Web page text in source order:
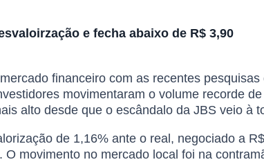
e fecha abaixo de R$ 3,90
financeiro com as recentes
movimentaram o volume recorde
alto desde que o escândalo da JBS veio à
de 1,16% ante o real, negociado a
movimento no mercado local foi na